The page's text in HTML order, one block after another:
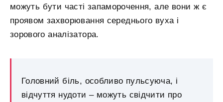
можуть бути часті запаморочення, але вони ж є
проявом захворювання середнього вуха і
зорового аналізатора.
Головний біль, особливо пульсуюча, і
відчуття нудоти – можуть свідчити про